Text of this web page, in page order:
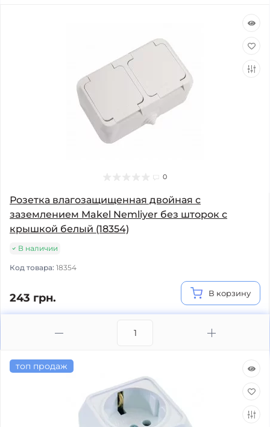
0
Розетка влагозащищенная двойная с
заземлением Makel Nemliyer без шторок с
крышкой белый (18354)
В наличии
Код товара: 18354
243 грн. В корзину
топ продаж